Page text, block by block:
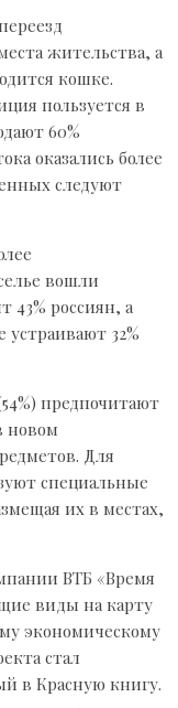
жительства, а
кошке.
пользуется в
60%
оказались более
следуют
вошли
43% россиян, а
32%
предпочитают
новом
Для
специальные
их в местах,
ВТБ «Время
виды на карту
экономическому
стал
в Красную книгу.